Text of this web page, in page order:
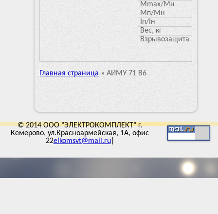
Mmax/Mн
Мп/Мн
Iп/Iн
Вес, кг
Взрывозащита
Главная страница » АИМУ 71 В6
© 2014 ООО "ЭЛЕКТРОКОМПЛЕКТ" г.
Кемерово, ул.Красноармейская, 1А, офис
22elkomsvt@mail.ru|